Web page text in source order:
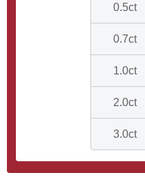
0.5ct
0.7ct
1.0ct
2.0ct
3.0ct